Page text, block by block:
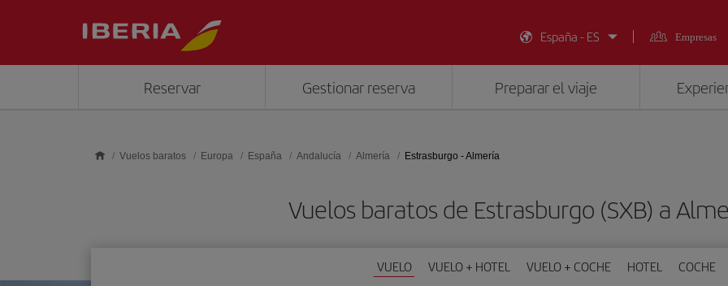
España - ES
Empresas
Reservar Gestionar reserva Preparar el viaje
Vuelos baratos Europa España Andalucía Almería Estrasburgo - Almería
Vuelos baratos de Estrasburgo (SXB) a
VUELO VUELO + HOTEL VUELO + COCHE HOTEL COCHE